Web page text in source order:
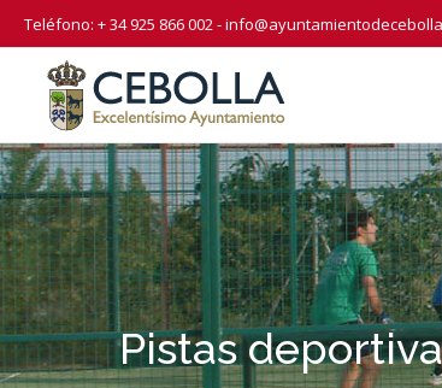
Teléfono: + 34 925 866 002 -
Pistas